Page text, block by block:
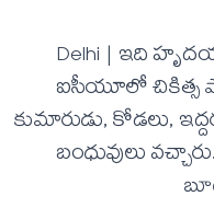
Delhi | ఇది
ఐసీయూలో చికిత్స
కుమారుడు, కోడ‌లు,
బంధువులు